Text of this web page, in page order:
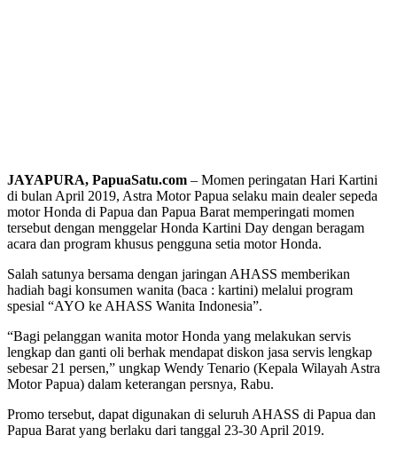
JAYAPURA, PapuaSatu.com – Momen peringatan Hari Kartini
di bulan April 2019, Astra Motor Papua selaku main dealer sepeda
motor Honda di Papua dan Papua Barat memperingati momen
tersebut dengan menggelar Honda Kartini Day dengan beragam
acara dan program khusus pengguna setia motor Honda.
Salah satunya bersama dengan jaringan AHASS memberikan
hadiah bagi konsumen wanita (baca : kartini) melalui program
spesial “AYO ke AHASS Wanita Indonesia”.
“Bagi pelanggan wanita motor Honda yang melakukan servis
lengkap dan ganti oli berhak mendapat diskon jasa servis lengkap
sebesar 21 persen,” ungkap Wendy Tenario (Kepala Wilayah Astra
Motor Papua) dalam keterangan persnya, Rabu.
Promo tersebut, dapat digunakan di seluruh AHASS di Papua dan
Papua Barat yang berlaku dari tanggal 23-30 April 2019.